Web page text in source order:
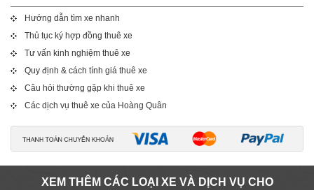
Hướng dẫn tìm xe nhanh
Thủ tục ký hợp đồng thuê xe
Tư vấn kinh nghiệm thuê xe
Quy định & cách tính giá thuê xe
Câu hỏi thường gặp khi thuê xe
Các dịch vụ thuê xe của Hoàng Quân
XEM THÊM CÁC LOẠI XE VÀ DỊCH VỤ CHO